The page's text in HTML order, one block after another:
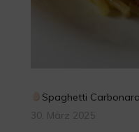
Spaghetti
30. März 2025